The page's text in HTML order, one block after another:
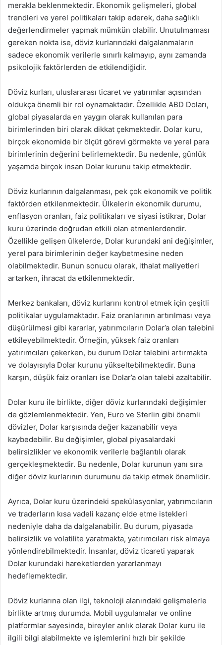
merakla beklenmektedir. Ekonomik gelişmeleri, global
trendleri ve yerel politikaları takip ederek, daha sağlıklı
değerlendirmeler yapmak mümkün olabilir. Unutulmaması
gereken nokta ise, döviz kurlarındaki dalgalanmaların
sadece ekonomik verilerle sınırlı kalmayıp, aynı zamanda
psikolojik faktörlerden de etkilendiğidir.
Döviz kurları, uluslararası ticaret ve yatırımlar açısından
oldukça önemli bir rol oynamaktadır. Özellikle ABD Doları,
global piyasalarda en yaygın olarak kullanılan para
birimlerinden biri olarak dikkat çekmektedir. Dolar kuru,
birçok ekonomide bir ölçüt görevi görmekte ve yerel para
birimlerinin değerini belirlemektedir. Bu nedenle, günlük
yaşamda birçok insan Dolar kurunu takip etmektedir.
Döviz kurlarının dalgalanması, pek çok ekonomik ve politik
faktörden etkilenmektedir. Ülkelerin ekonomik durumu,
enflasyon oranları, faiz politikaları ve siyasi istikrar, Dolar
kuru üzerinde doğrudan etkili olan etmenlerdendir.
Özellikle gelişen ülkelerde, Dolar kurundaki ani değişimler,
yerel para birimlerinin değer kaybetmesine neden
olabilmektedir. Bunun sonucu olarak, ithalat maliyetleri
artarken, ihracat da etkilenmektedir.
Merkez bankaları, döviz kurlarını kontrol etmek için çeşitli
politikalar uygulamaktadır. Faiz oranlarının artırılması veya
düşürülmesi gibi kararlar, yatırımcıların Dolar’a olan talebini
etkileyebilmektedir. Örneğin, yüksek faiz oranları
yatırımcıları çekerken, bu durum Dolar talebini artırmakta
ve dolayısıyla Dolar kurunu yükseltebilmektedir. Buna
karşın, düşük faiz oranları ise Dolar’a olan talebi azaltabilir.
Dolar kuru ile birlikte, diğer döviz kurlarındaki değişimler
de gözlemlenmektedir. Yen, Euro ve Sterlin gibi önemli
dövizler, Dolar karşısında değer kazanabilir veya
kaybedebilir. Bu değişimler, global piyasalardaki
belirsizlikler ve ekonomik verilerle bağlantılı olarak
gerçekleşmektedir. Bu nedenle, Dolar kurunun yanı sıra
diğer döviz kurlarının durumunu da takip etmek önemlidir.
Ayrıca, Dolar kuru üzerindeki spekülasyonlar, yatırımcıların
ve traderların kısa vadeli kazanç elde etme istekleri
nedeniyle daha da dalgalanabilir. Bu durum, piyasada
belirsizlik ve volatilite yaratmakta, yatırımcıları risk almaya
yönlendirebilmektedir. İnsanlar, döviz ticareti yaparak
Dolar kurundaki hareketlerden yararlanmayı
hedeflemektedir.
Döviz kurlarına olan ilgi, teknoloji alanındaki gelişmelerle
birlikte artmış durumda. Mobil uygulamalar ve online
platformlar sayesinde, bireyler anlık olarak Dolar kuru ile
ilgili bilgi alabilmekte ve işlemlerini hızlı bir şekilde